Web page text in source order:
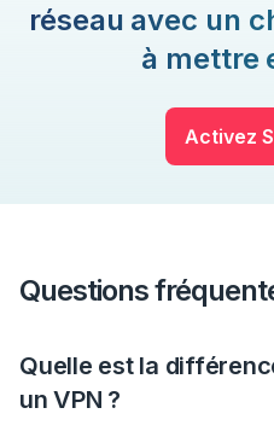
réseau avec un
à mettre
Activez
Questions
Quelle est la
un VPN ?